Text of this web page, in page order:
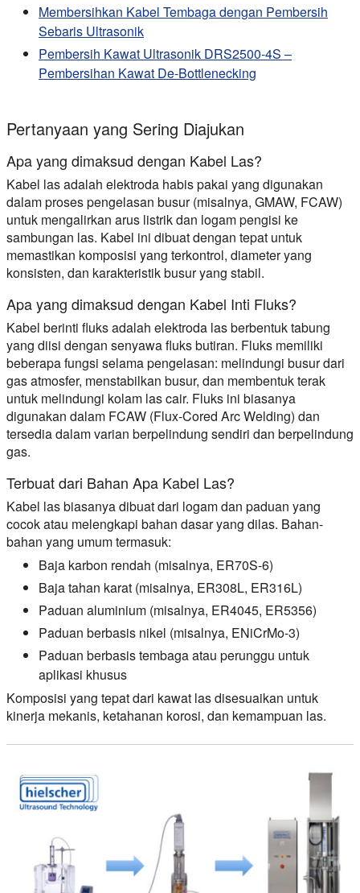
Membersihkan Kabel Tembaga dengan Pembersih
Sebaris Ultrasonik
Pembersih Kawat Ultrasonik DRS2500-4S –
Pembersihan Kawat De-Bottlenecking
Pertanyaan yang Sering Diajukan
Apa yang dimaksud dengan Kabel Las?
Kabel las adalah elektroda habis pakai yang digunakan
dalam proses pengelasan busur (misalnya, GMAW, FCAW)
untuk mengalirkan arus listrik dan logam pengisi ke
sambungan las. Kabel ini dibuat dengan tepat untuk
memastikan komposisi yang terkontrol, diameter yang
konsisten, dan karakteristik busur yang stabil.
Apa yang dimaksud dengan Kabel Inti Fluks?
Kabel berinti fluks adalah elektroda las berbentuk tabung
yang diisi dengan senyawa fluks butiran. Fluks memiliki
beberapa fungsi selama pengelasan: melindungi busur dari
gas atmosfer, menstabilkan busur, dan membentuk terak
untuk melindungi kolam las cair. Fluks ini biasanya
digunakan dalam FCAW (Flux-Cored Arc Welding) dan
tersedia dalam varian berpelindung sendiri dan berpelindung
gas.
Terbuat dari Bahan Apa Kabel Las?
Kabel las biasanya dibuat dari logam dan paduan yang
cocok atau melengkapi bahan dasar yang dilas. Bahan-
bahan yang umum termasuk:
Baja karbon rendah (misalnya, ER70S-6)
Baja tahan karat (misalnya, ER308L, ER316L)
Paduan aluminium (misalnya, ER4045, ER5356)
Paduan berbasis nikel (misalnya, ENiCrMo-3)
Paduan berbasis tembaga atau perunggu untuk
aplikasi khusus
Komposisi yang tepat dari kawat las disesuaikan untuk
kinerja mekanis, ketahanan korosi, dan kemampuan las.